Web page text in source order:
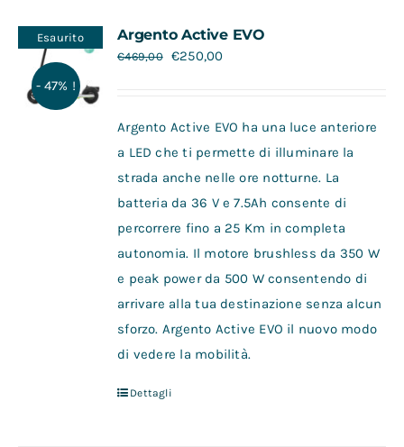
Contatti
Esaurito
- 47% !
Argento Active EVO
€469,00 €250,00
Argento Active EVO ha una luce anteriore
a LED che ti permette di illuminare la
strada anche nelle ore notturne. La
batteria da 36 V e 7.5Ah consente di
percorrere fino a 25 Km in completa
autonomia. Il motore brushless da 350 W
e peak power da 500 W consentendo di
arrivare alla tua destinazione senza alcun
sforzo. Argento Active EVO il nuovo modo
di vedere la mobilità.
Dettagli